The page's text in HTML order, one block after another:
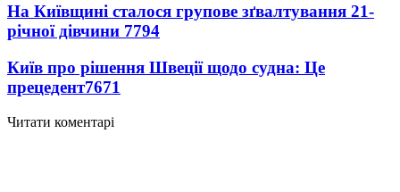
На Київщині сталося групове зґвалтування 21-
річної дівчини 7794
Київ про рішення Швеції щодо судна: Це
прецедент7671
Читати коментарі